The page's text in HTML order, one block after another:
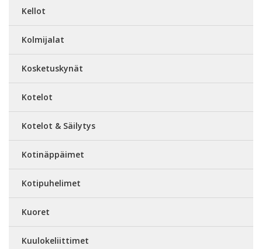
Kellot
Kolmijalat
Kosketuskynät
Kotelot
Kotelot & Säilytys
Kotinäppäimet
Kotipuhelimet
Kuoret
Kuulokeliittimet